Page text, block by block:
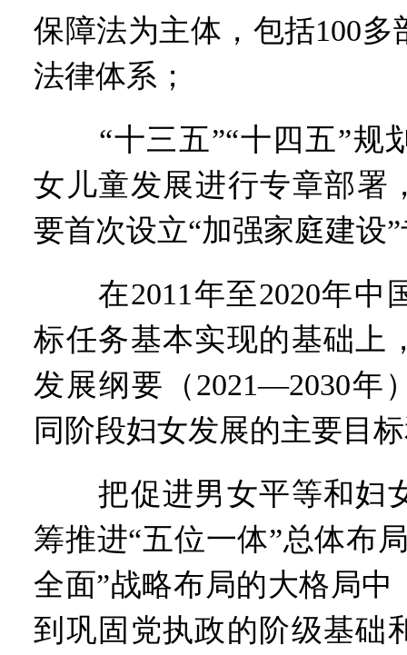
保障法为主体，包括100
法律体系；
“十三五”“十四五”规
女儿童发展进行专章部署
要首次设立“加强家庭建设
在2011年至2020年中
标任务基本实现的基础上
发展纲要（2021—2030年
同阶段妇女发展的主要目
把促进男女平等和妇
筹推进“五位一体”总体布
全面”战略布局的大格局中
到巩固党执政的阶级基础